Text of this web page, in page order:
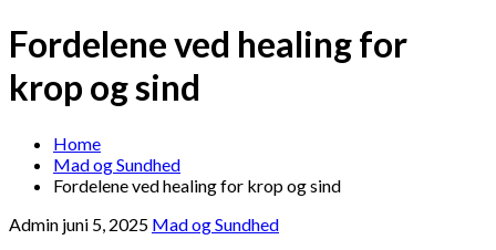
Fordelene ved healing for
krop og sind
Home
Mad og Sundhed
Fordelene ved healing for krop og sind
Admin juni 5, 2025 Mad og Sundhed